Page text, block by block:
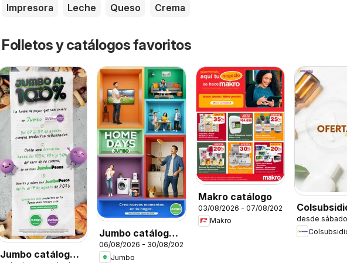
Impresora Leche Queso Crema
Folletos y catálogos favoritos
Jumbo catálogo
Jumbo catálogo
Home days
06/08/2026 - 30/08/2026
Jumbo
Makro catálogo
03/08/2026 - 07/08/2026
Makro
catálogo
desde